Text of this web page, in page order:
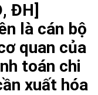
ĐH]
là cán bộ
quan của
toán chi
xuất hóa